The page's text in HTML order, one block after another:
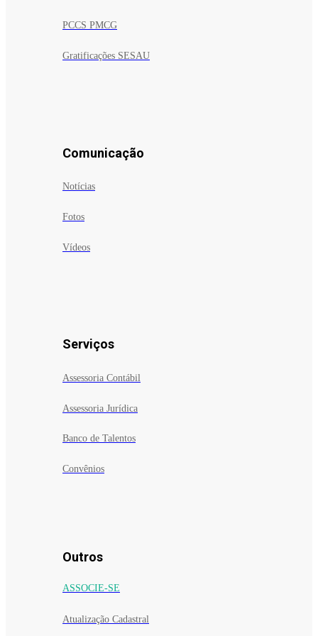
PCCS PMCG
Gratificações SESAU
Comunicação
Notícias
Fotos
Vídeos
Serviços
Assessoria Contábil
Assessoria Jurídica
Banco de Talentos
Convênios
Outros
ASSOCIE-SE
Atualização Cadastral